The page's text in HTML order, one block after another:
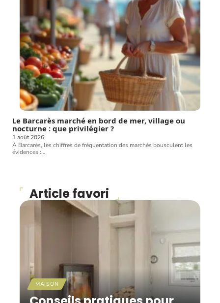
Le Barcarès marché en bord de mer, village ou
nocturne : que privilégier ?
1 août 2026
À Barcarès, les chiffres de fréquentation des marchés bousculent les
évidences :…
Article favori
MAISON